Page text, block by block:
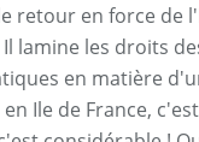
retour en force de
lamine les droits
en matière
Ile de France,